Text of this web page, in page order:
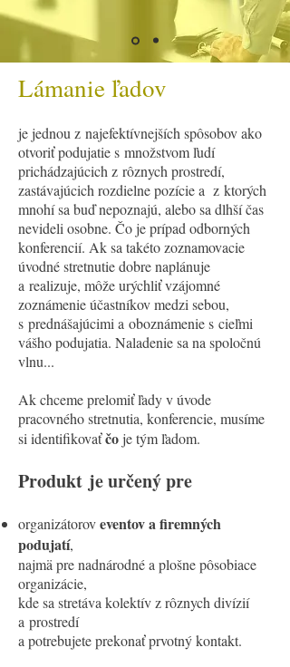
Lámanie ľadov
je jednou z najefektívnejších spôsobov ako
otvoriť podujatie s množstvom ľudí
prichádzajúcich z rôznych prostredí,
zastávajúcich rozdielne pozície a z ktorých
mnohí sa buď nepoznajú, alebo sa dlhší čas
nevideli osobne. Čo je prípad odborných
konferencií. Ak sa takéto zoznamovacie
úvodné stretnutie dobre naplánuje
a realizuje, môže urýchliť vzájomné
zoznámenie účastníkov medzi sebou,
s prednášajúcimi a oboznámenie s cieľmi
vášho podujatia. Naladenie sa na spoločnú
vlnu...
Ak chceme prelomiť ľady v úvode
pracovného stretnutia, konferencie, musíme
si identifikovaťčo je tým ľadom.
Produkt je určený pre
organizátoroveventov a firemných
podujatí,
najmä pre nadnárodné a plošne pôsobiace
organizácie,
kde sa stretáva kolektív z rôznych divízií
a prostredí
a potrebujete prekonať prvotný kontakt.